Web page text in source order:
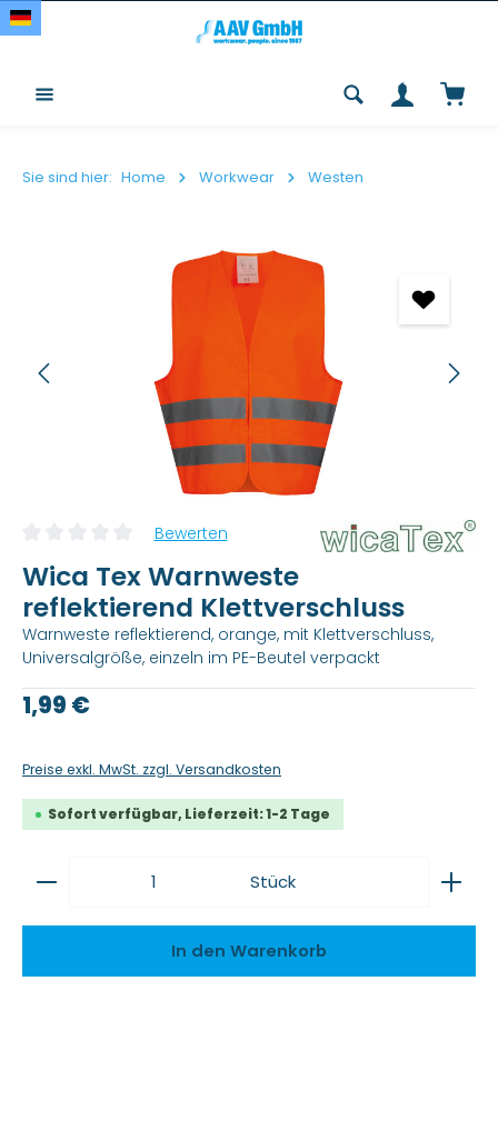
Zum Hauptinhalt springen
Sie sind hier: Home Workwear Westen
Bildergalerie überspringen
Durchschnittliche Bewertung von 0 von 5 Sternen
Bewerten
Wica Tex Warnweste
reflektierend Klettverschluss
Warnweste reflektierend, orange, mit Klettverschluss,
Universalgröße, einzeln im PE-Beutel verpackt
Regulärer Preis:
1,99 €
Preise exkl. MwSt. zzgl. Versandkosten
Sofort verfügbar, Lieferzeit: 1-2 Tage
Produkt Anzahl: Gib den gewünschten Wert
Stück
In den Warenkorb